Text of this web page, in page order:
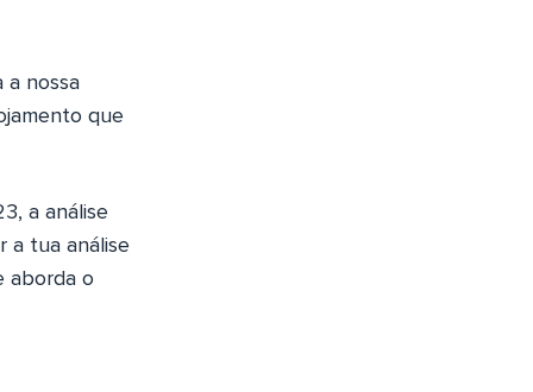
a nossa
que
a análise
a tua análise
aborda o